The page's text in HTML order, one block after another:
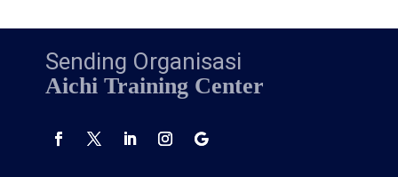
Sending Organisasi
Aichi Training Center